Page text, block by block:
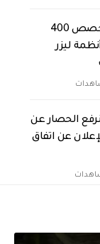
الجيش الأمريكي يخصص 400
ليزر
الحصار عن
عن اتفاق